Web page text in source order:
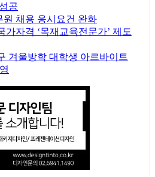
공
원 채용 응시요건 완화
가자격 ‘목재교육전문가’ 제도
겨울방학 대학생 아르바이트